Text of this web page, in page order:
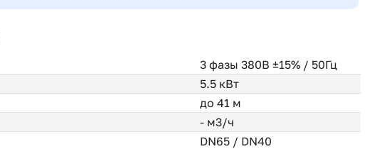
3 фазы 380В ±15% / 50Гц
5.5 кВт
до 41 м
- м3/ч
DN65 / DN40